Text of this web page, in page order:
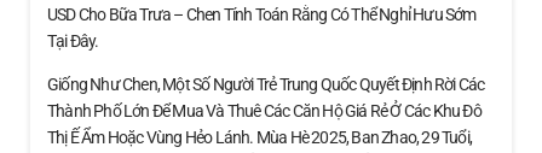
USD Cho Bữa Trưa – Chen Tính Toán Rằng Có Thể Nghỉ Hưu Sớm
Tại Đây.
Giống Như Chen, Một Số Người Trẻ Trung Quốc Quyết Định Rời Các
Thành Phố Lớn Để Mua Và Thuê Các Căn Hộ Giá Rẻ Ở Các Khu Đô
Thị Ế Ẩm Hoặc Vùng Hẻo Lánh. Mùa Hè 2025, Ban Zhao, 29 Tuổi,